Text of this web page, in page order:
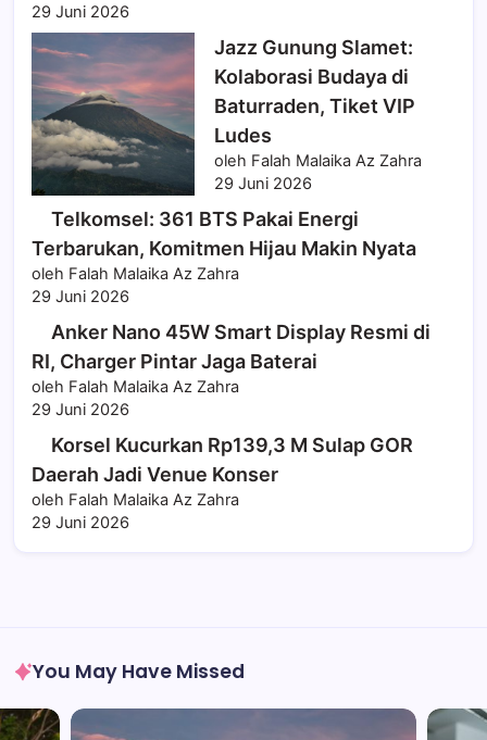
29 Juni 2026
Jazz Gunung Slamet:
Kolaborasi Budaya di
Baturraden, Tiket VIP
Ludes
oleh Falah Malaika Az Zahra
29 Juni 2026
Telkomsel: 361 BTS Pakai Energi
Terbarukan, Komitmen Hijau Makin Nyata
oleh Falah Malaika Az Zahra
29 Juni 2026
Anker Nano 45W Smart Display Resmi di
RI, Charger Pintar Jaga Baterai
oleh Falah Malaika Az Zahra
29 Juni 2026
Korsel Kucurkan Rp139,3 M Sulap GOR
Daerah Jadi Venue Konser
oleh Falah Malaika Az Zahra
29 Juni 2026
You May Have Missed